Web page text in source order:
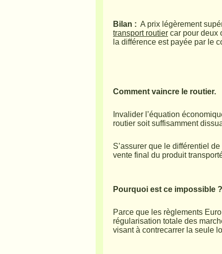
Bilan : A prix légèrement
transport routier car pour deux
la différence est payée par le
Comment vaincre le routier.
Invalider l’équation
routier soit suffisamment
S’assurer que le différentiel
vente final du produit
Pourquoi est ce impossible
Parce que les règlements
régularisation totale des
visant à contrecarrer la seule